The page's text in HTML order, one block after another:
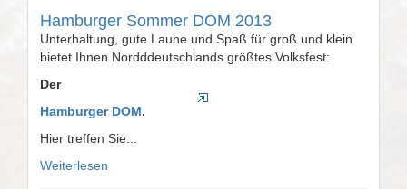
Hamburger Sommer DOM 2013
Unterhaltung, gute Laune und Spaß für groß und klein
bietet Ihnen Nordddeutschlands größtes Volksfest:
Der
Hamburger DOM.
Hier treffen Sie...
Weiterlesen